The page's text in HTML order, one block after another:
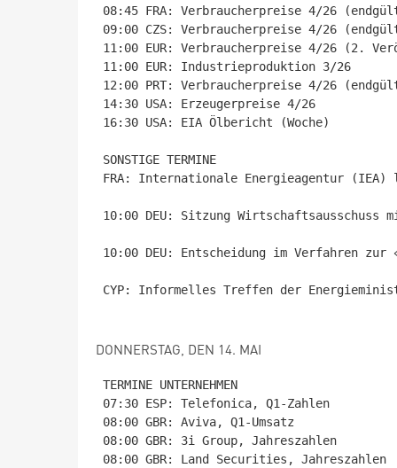
08:45 FRA: Verbraucherpreise 4/26
09:00 CZS: Verbraucherpreise 4/26
11:00 EUR: Verbraucherpreise 4/26 (2.
11:00 EUR: Industrieproduktion 3/26
12:00 PRT: Verbraucherpreise 4/26
14:30 USA: Erzeugerpreise 4/26
16:30 USA: EIA Ölbericht (Woche)
SONSTIGE TERMINE
FRA: Internationale Energieagentur
10:00 DEU: Sitzung
10:00 DEU: Entscheidung im Verfahren zur
CYP: Informelles Treffen der
DONNERSTAG, DEN 14. MAI
TERMINE UNTERNEHMEN
07:30 ESP: Telefonica, Q1-Zahlen
08:00 GBR: Aviva, Q1-Umsatz
08:00 GBR: 3i Group, Jahreszahlen
08:00 GBR: Land Securities, Jahreszahlen